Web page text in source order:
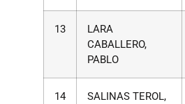
13
LARA
CABALLERO,
PABLO
14
SALINAS TEROL,